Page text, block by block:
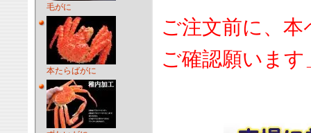
毛がに
本たらばがに
ご注文前に、
ご確認願いま